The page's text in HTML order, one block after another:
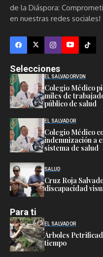
de la Diáspora:
en nuestras redes sociales!
Selecciones
EL SALVADORVDN
Colegio Médico
miles de
público de salud
EL SALVADOR
Colegio Médico
indemnización a
sistema de salud
SALUD
Cruz Roja
discapacidad
Para ti
EL SALVADOR
Árboles
tiempo